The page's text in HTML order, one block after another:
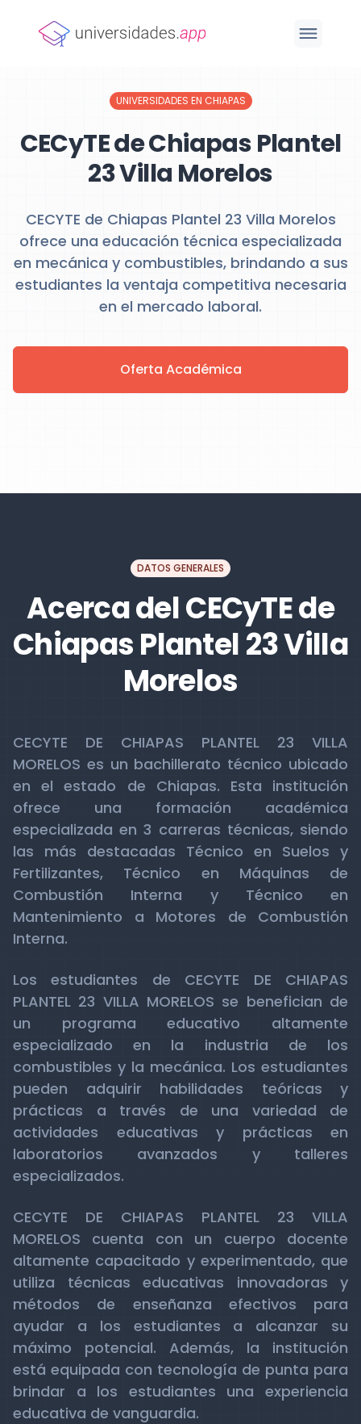
UNIVERSIDADES EN CHIAPAS
CECyTE de Chiapas Plantel
23 Villa Morelos
CECYTE de Chiapas Plantel 23 Villa Morelos
ofrece una educación técnica especializada
en mecánica y combustibles, brindando a sus
estudiantes la ventaja competitiva necesaria
en el mercado laboral.
Oferta Académica
DATOS GENERALES
Acerca del CECyTE de
Chiapas Plantel 23 Villa
Morelos
CECYTE DE CHIAPAS PLANTEL 23 VILLA
MORELOS es un bachillerato técnico ubicado
en el estado de Chiapas. Esta institución
ofrece una formación académica
especializada en 3 carreras técnicas, siendo
las más destacadas Técnico en Suelos y
Fertilizantes, Técnico en Máquinas de
Combustión Interna y Técnico en
Mantenimiento a Motores de Combustión
Interna.
Los estudiantes de CECYTE DE CHIAPAS
PLANTEL 23 VILLA MORELOS se benefician de
un programa educativo altamente
especializado en la industria de los
combustibles y la mecánica. Los estudiantes
pueden adquirir habilidades teóricas y
prácticas a través de una variedad de
actividades educativas y prácticas en
laboratorios avanzados y talleres
especializados.
CECYTE DE CHIAPAS PLANTEL 23 VILLA
MORELOS cuenta con un cuerpo docente
altamente capacitado y experimentado, que
utiliza técnicas educativas innovadoras y
métodos de enseñanza efectivos para
ayudar a los estudiantes a alcanzar su
máximo potencial. Además, la institución
está equipada con tecnología de punta para
brindar a los estudiantes una experiencia
educativa de vanguardia.